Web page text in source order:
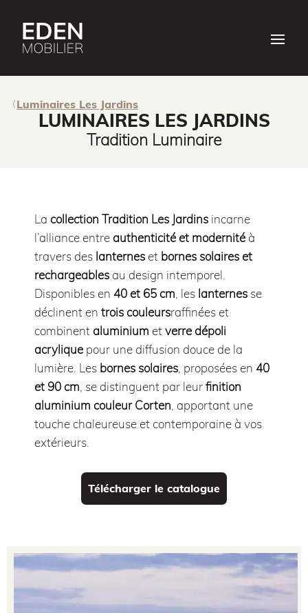
Luminaires Les Jardins
LUMINAIRES LES JARDINS
Tradition Luminaire
La collection Tradition Les Jardins incarne
l’alliance entre authenticité et modernité à
travers des lanternes et bornes solaires et
rechargeables au design intemporel.
Disponibles en 40 et 65 cm , les lanternes se
déclinent en trois couleursraffinées et
combinent aluminium etverre dépoli
acrylique pour une diffusion douce de la
lumière. Les bornes solaires , proposées en 40
et 90 cm , se distinguent par leurfinition
aluminium couleur Corten , apportant une
touche chaleureuse et contemporaine à vos
extérieurs.
Télécharger le catalogue